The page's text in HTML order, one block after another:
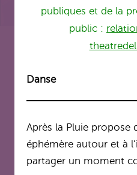
publiques et de la
public :
Danse
Après la Pluie propose
éphémère autour et à
partager un moment